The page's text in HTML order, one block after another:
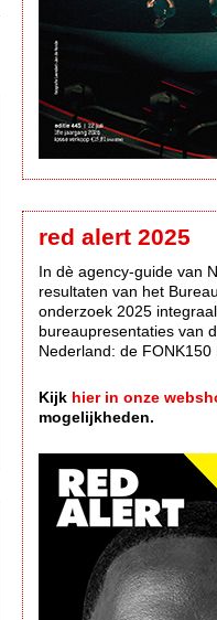
red alert 2025
In dè agency-guide van
resultaten van het
onderzoek 2025
bureaupresentaties van
Nederland: de FONK150
Kijk hier in onze
mogelijkheden.